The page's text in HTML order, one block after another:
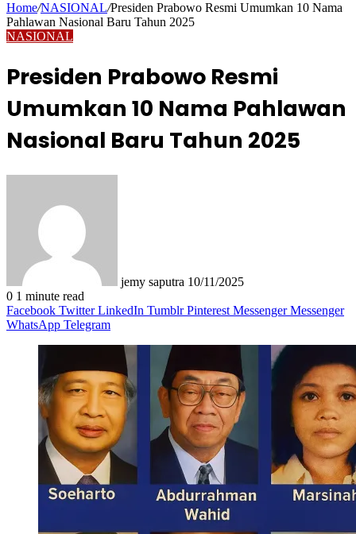
Home/NASIONAL/Presiden Prabowo Resmi Umumkan 10 Nama
Pahlawan Nasional Baru Tahun 2025
NASIONAL
Presiden Prabowo Resmi
Umumkan 10 Nama Pahlawan
Nasional Baru Tahun 2025
jemy saputra 10/11/2025
0 1 minute read
Facebook Twitter LinkedIn Tumblr Pinterest Messenger Messenger
WhatsApp Telegram